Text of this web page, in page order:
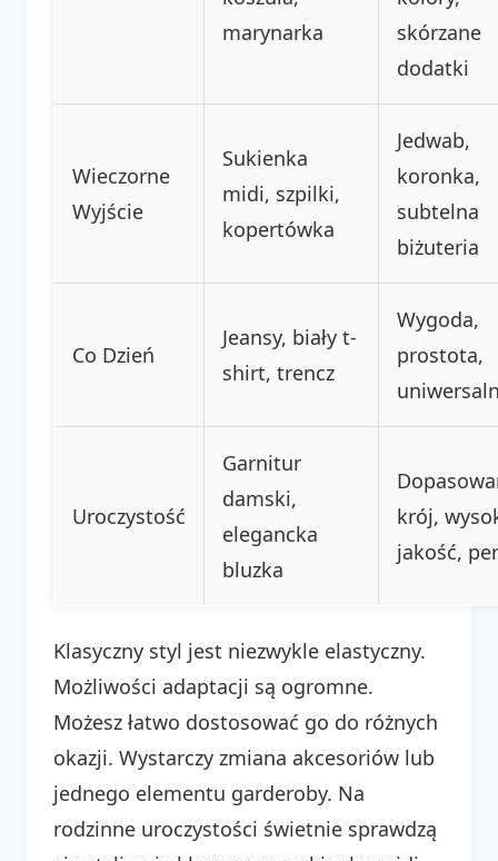
marynarka
skórzane
dodatki
Wieczorne
Wyjście
Sukienka
midi, szpilki,
kopertówka
Jedwab,
koronka,
subtelna
biżuteria
Co Dzień
Jeansy, biały t-
shirt, trencz
Wygoda,
prostota,
Uroczystość
Garnitur
damski,
elegancka
bluzka
krój,
jakość,
Klasyczny styl jest niezwykle elastyczny.
Możliwości adaptacji są ogromne.
Możesz łatwo dostosować go do różnych
okazji. Wystarczy zmiana akcesoriów lub
jednego elementu garderoby. Na
rodzinne uroczystości świetnie sprawdzą